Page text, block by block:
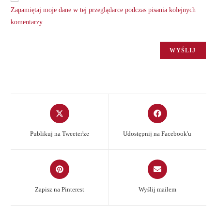
Zapamiętaj moje dane w tej przeglądarce podczas pisania kolejnych
komentarzy.
Opens
in
new
Publikuj na Tweeter'ze
Opens
in
new
Udostępnij na Facebook'u
Opens
in
Zapisz na Pinterest
Opens
in
new
Wyślij mailem